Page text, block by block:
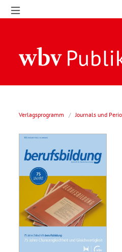
Verlagsprogramm / Journals und